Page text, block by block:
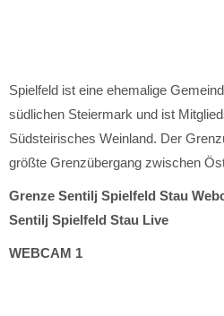
Spielfeld ist eine ehemalige
südlichen Steiermark und ist
Südsteirisches Weinland. Der
größte Grenzübergang zwischen
Grenze Sentilj Spielfeld Stau
Sentilj Spielfeld Stau Live
WEBCAM 1